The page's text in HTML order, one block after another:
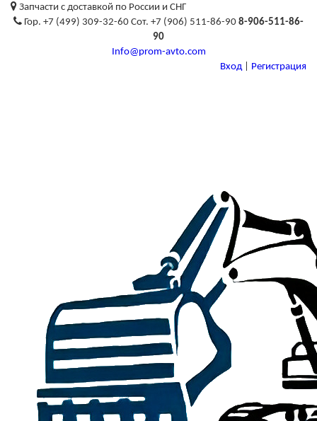
Запчасти с доставкой по России и СНГ
Гор. +7 (499) 309-32-60 Сот. +7 (906) 511-86-90 8-906-511-86-
90
Info@prom-avto.com
Вход
Регистрация